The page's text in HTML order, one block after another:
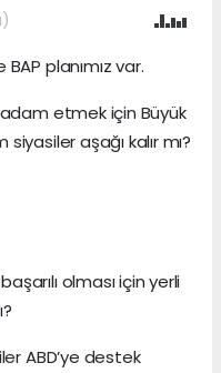
planımız var.
etmek için Büyük
aşağı kalır mı?
olması için yerli
ABD’ye destek